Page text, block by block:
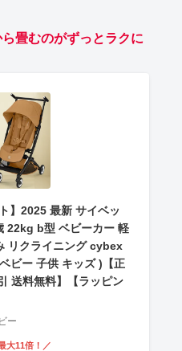
畳むのがずっとラクに
】2025 最新 サイベッ
22kg b型 ベビーカー 軽
リクライニング cybex
ビー 子供 キッズ )【正
送料無料】【ラッピン
ー
大11倍！／